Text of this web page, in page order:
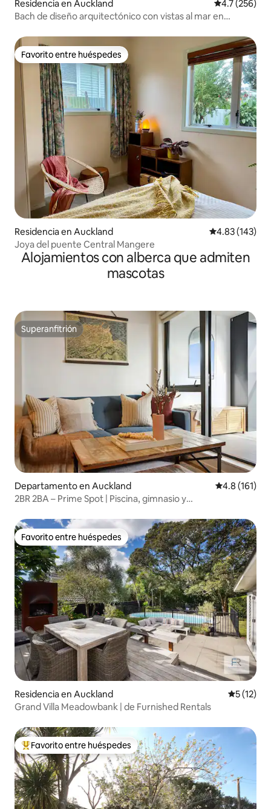
Residencia en Auckland Calificación
4.7 (256)
Bach de diseño arquitectónico con vistas al mar en
Favorito entre huéspedes
Favorito entre huéspedes
Residencia en Auckland Calificación
4.83 (143)
Joya del puente Central Mangere
Alojamientos con alberca que admiten
mascotas
Superanfitrión
Superanfitrión
Departamento en Auckland Calificación
4.8 (161)
2BR 2BA – Prime Spot | Piscina, gimnasio y
Favorito entre huéspedes
Favorito entre huéspedes
Residencia en Auckland
5 (12)
Grand Villa Meadowbank | de Furnished Rentals
De los mejores en Favorito entre huéspedes
Favorito entre huéspedes